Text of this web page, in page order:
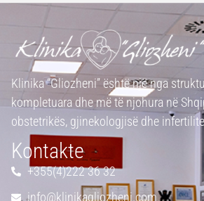
Klinika “Gliozheni” është një nga
kompletuara dhe më të njohura në
obstetrikës, gjinekologjisë dhe
Kontakte
+355(4)222 36 32
info@klinikagliozheni.com